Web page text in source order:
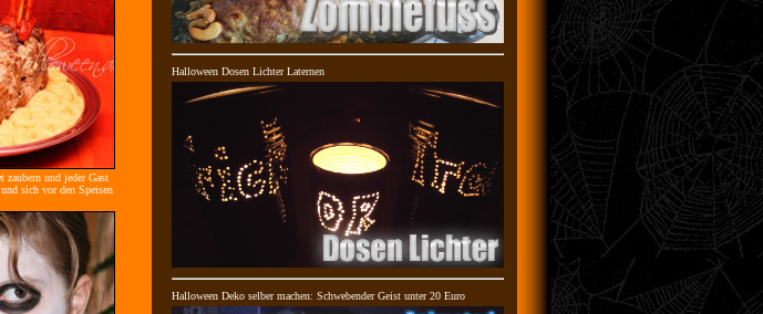
und jeder Gast
sich vor den Speisen
Halloween Dosen Lichter Laternen
Halloween Deko selber machen: Schwebender Geist unter 20 Euro